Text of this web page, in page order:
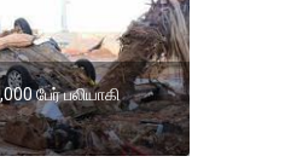
பேர் பலியாகி